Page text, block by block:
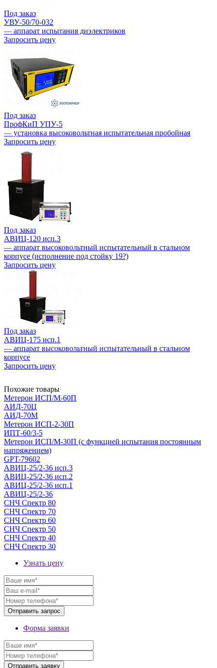
Под заказ
УВУ-50/70-032
— аппарат испытания диэлектриков
Запросить цену
Под заказ
ПрофКиП УПУ-5
— установка высоковольтная испытательная пробойная
Запросить цену
Под заказ
АВИЦ-120 исп.3
— аппарат высоковольтный испытательный в стальном
корпусе (исполнение под стойку 19?)
Запросить цену
Под заказ
АВИЦ-175 исп.1
— аппарат высоковольтный испытательный в стальном
корпусе
Запросить цену
Похожие товары
Метерон ИСП/М-60П
АИД-70Ц
АИД-70М
Метерон ИСП-2-30П
ИПТ-60/3-5
Метерон ИСП/М-30П (с функцией испытания постоянным
напряжением)
GPT-79602
АВИЦ-25/2-36 исп.3
АВИЦ-25/2-36 исп.2
АВИЦ-25/2-36 исп.1
АВИЦ-25/2-36
СНЧ Спектр 80
СНЧ Спектр 70
СНЧ Спектр 60
СНЧ Спектр 50
СНЧ Спектр 40
СНЧ Спектр 30
Узнать цену
Форма заявки